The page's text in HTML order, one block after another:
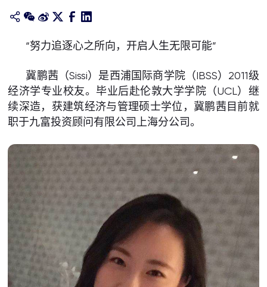
学院
校园生活
关于我们
“努力追逐心之所向，开启人生无限可能”
冀鹏茜（Sissi）是西浦国际商学院（IBSS）2011级
经济学专业校友。毕业后赴伦敦大学学院（UCL）继
续深造，获建筑经济与管理硕士学位，冀鹏茜目前就
职于九富投资顾问有限公司上海分公司。